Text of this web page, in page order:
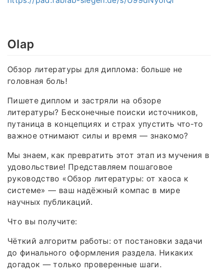
Olap
Обзор литературы для диплома: больше не
головная боль!
Пишете диплом и застряли на обзоре
литературы? Бесконечные поиски источников,
путаница в концепциях и страх упустить что‑то
важное отнимают силы и время — знакомо?
Мы знаем, как превратить этот этап из мучения в
удовольствие! Представляем пошаговое
руководство «Обзор литературы: от хаоса к
системе» — ваш надёжный компас в мире
научных публикаций.
Что вы получите:
Чёткий алгоритм работы: от постановки задачи
до финального оформления раздела. Никаких
догадок — только проверенные шаги.